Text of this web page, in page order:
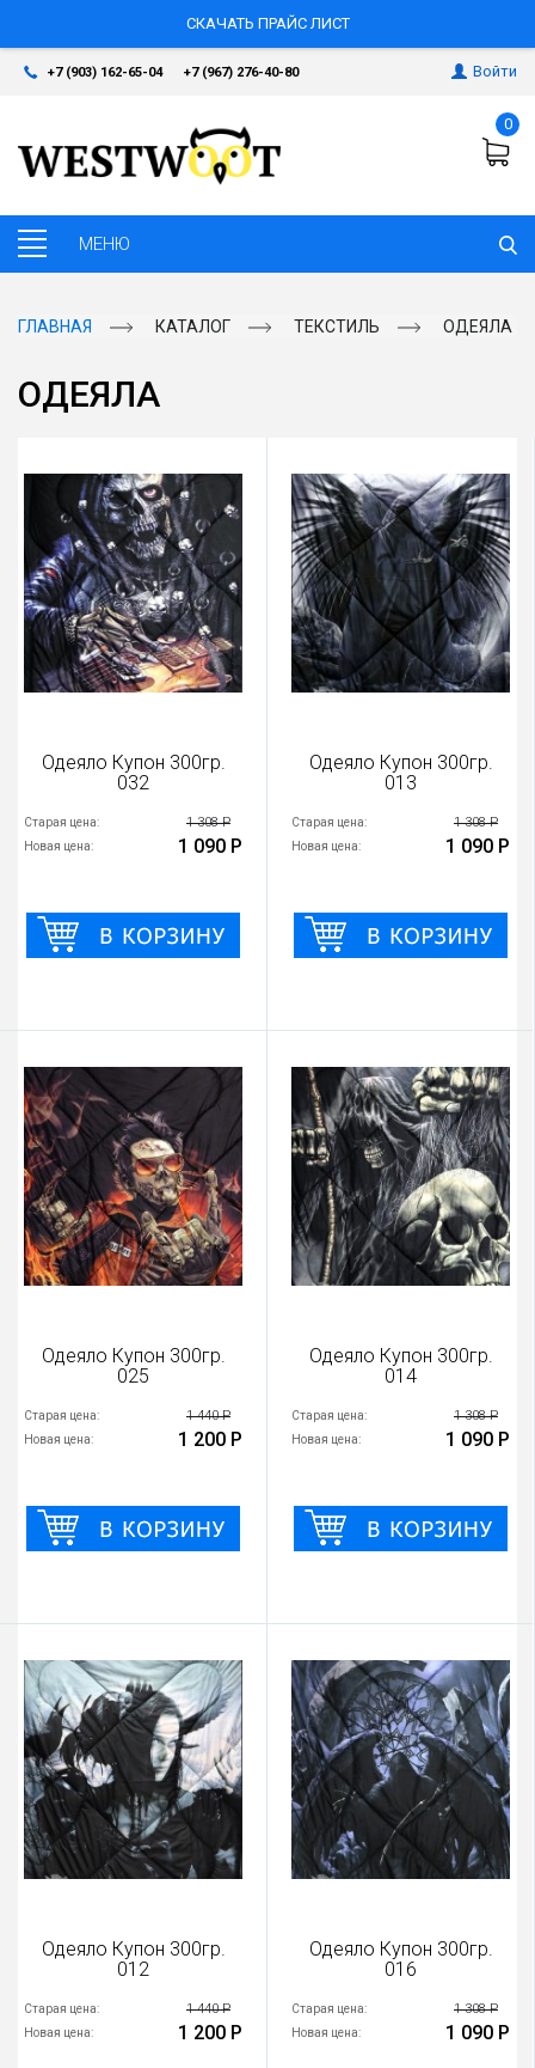
СКАЧАТЬ ПРАЙС ЛИСТ
+7 (903) 162-65-04 +7 (967) 276-40-80 Войти
0
ГЛАВНАЯ КАТАЛОГ ТЕКСТИЛЬ ОДЕЯЛА
ОДЕЯЛА
Одеяло Купон 300гр.
032
Старая цена: 1 308 Р
Новая цена: 1 090 Р
Одеяло Купон 300гр.
013
Старая цена: 1 308 Р
Новая цена: 1 090 Р
Одеяло Купон 300гр.
025
Старая цена: 1 440 Р
Новая цена: 1 200 Р
Одеяло Купон 300гр.
014
Старая цена: 1 308 Р
Новая цена: 1 090 Р
Одеяло Купон 300гр.
012
Старая цена: 1 440 Р
Новая цена: 1 200 Р
Одеяло Купон 300гр.
016
Старая цена: 1 308 Р
Новая цена: 1 090 Р